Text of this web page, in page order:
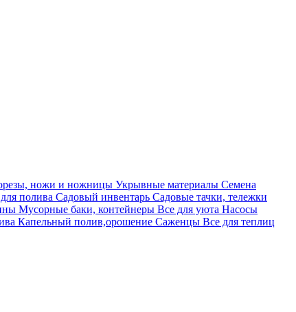
ножи и ножницы Укрывные материалы Семена
полива Садовый инвентарь Садовые тачки, тележки
Мусорные баки, контейнеры Все для уюта Насосы
Капельный полив,орошение Саженцы Все для теплиц